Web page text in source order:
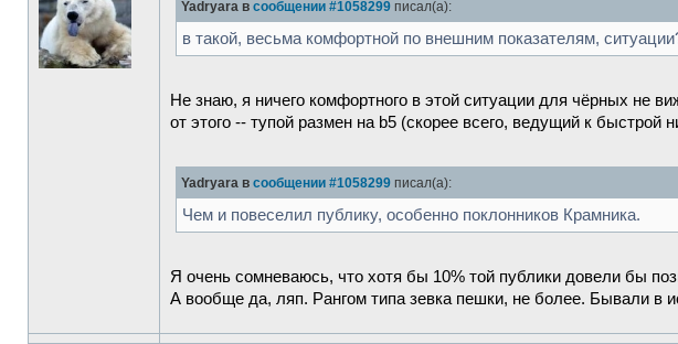
Yadryara в сообщении #1058299 писал(а):
в такой, весьма комфортной по внешним показателям,
Не знаю, я ничего комфортного в этой ситуации для чёрных не
от этого -- тупой размен на b5 (скорее всего, ведущий к
Yadryara в сообщении #1058299 писал(а):
Чем и повеселил публику, особенно поклонников Крамника.
Я очень сомневаюсь, что хотя бы 10% той публики довели бы
А вообще да, ляп. Рангом типа зевка пешки, не более. Бывали в